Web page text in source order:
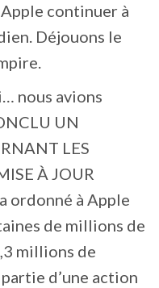
Apple continuer à
Déjouons le
nous avions
UN
LES
À JOUR
ordonné à Apple
de millions de
millions de
d’une action